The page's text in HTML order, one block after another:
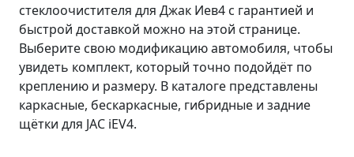
стеклоочистителя для Джак Иев4 с гарантией и
быстрой доставкой можно на этой странице.
Выберите свою модификацию автомобиля, чтобы
увидеть комплект, который точно подойдёт по
креплению и размеру. В каталоге представлены
каркасные, бескаркасные, гибридные и задние
щётки для JAC iEV4.